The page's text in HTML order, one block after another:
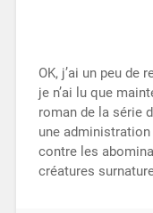
OK, j’ai un peu de
je n’ai lu que
roman de la série
une
contre les
créatures